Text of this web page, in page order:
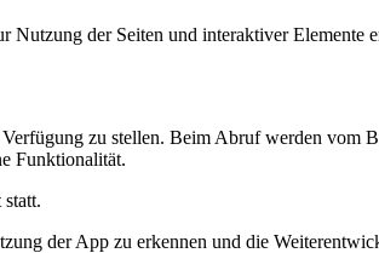
Nutzung der Seiten und interaktiver Elemente
zu stellen. Beim Abruf werden vom
Funktionalität.
der App zu erkennen und die